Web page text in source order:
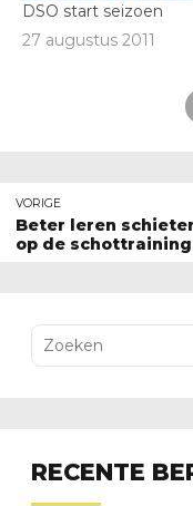
DSO start seizoen
27 augustus 2011
VORIGE
Beter leren
op de schottraining
RECENTE